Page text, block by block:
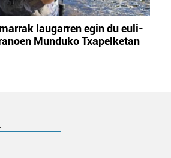
laugarren egin du euli-
Munduko Txapelketan